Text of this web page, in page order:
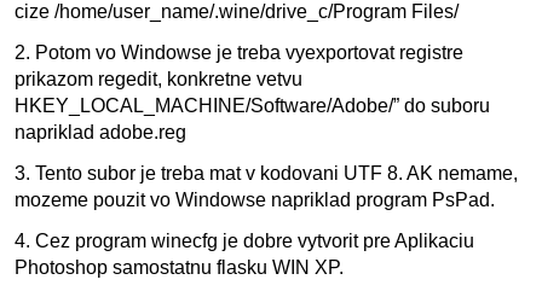
cize /home/user_name/.wine/drive_c/Program Files/
2. Potom vo Windowse je treba vyexportovat registre
prikazom regedit, konkretne vetvu
HKEY_LOCAL_MACHINE/Software/Adobe/” do suboru
napriklad adobe.reg
3. Tento subor je treba mat v kodovani UTF 8. AK nemame,
mozeme pouzit vo Windowse napriklad program PsPad.
4. Cez program winecfg je dobre vytvorit pre Aplikaciu
Photoshop samostatnu flasku WIN XP.